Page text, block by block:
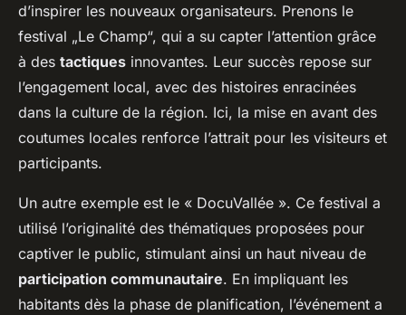
d’inspirer les nouveaux organisateurs. Prenons le
festival „Le Champ“, qui a su capter l’attention grâce
à des tactiques innovantes. Leur succès repose sur
l’engagement local, avec des histoires enracinées
dans la culture de la région. Ici, la mise en avant des
coutumes locales renforce l’attrait pour les visiteurs et
participants.
Un autre exemple est le « DocuVallée ». Ce festival a
utilisé l’originalité des thématiques proposées pour
captiver le public, stimulant ainsi un haut niveau de
participation communautaire. En impliquant les
habitants dès la phase de planification, l’événement a